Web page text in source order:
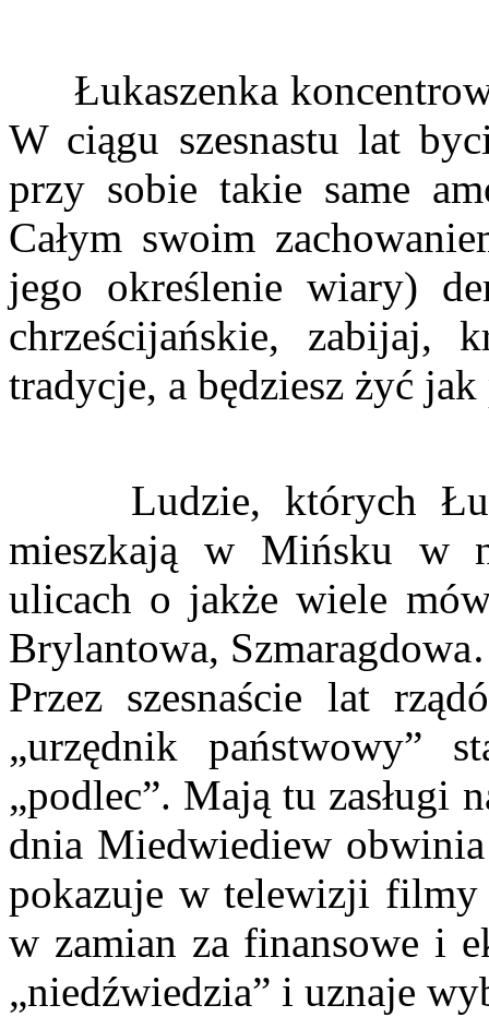
Łukaszenka
W ciągu szesnastu lat
przy sobie takie same
Całym swoim
jego określenie wiary)
chrześcijańskie, zabijaj,
tradycje, a będziesz żyć
Ludzie, których
mieszkają w Mińsku w
ulicach o jakże wiele
Brylantowa,
Przez szesnaście lat
„urzędnik państwowy”
„podlec”. Mają tu zasługi
dnia Miedwiediew
pokazuje w telewizji filmy
w zamian za finansowe i
„niedźwiedzia” i uznaje